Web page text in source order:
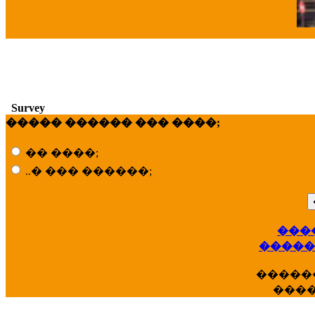
Survey
����� ������ ��� ����;
�� ����;
..� ��� ������;